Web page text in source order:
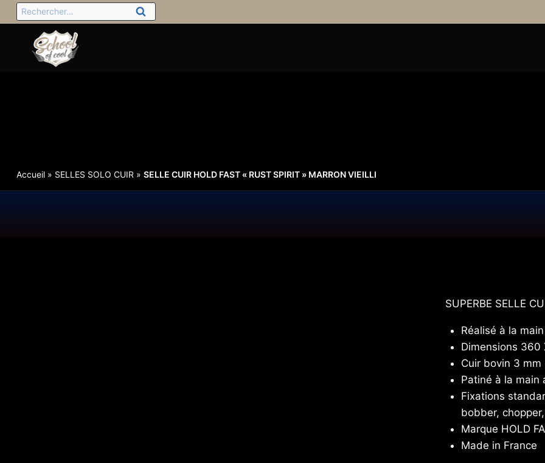
Accueil » SELLES SOLO CUIR » SELLE CUIR HOLD FAST « RUST SPIRIT » MARRON VIEILLI
SUPERBE SELLE
Réalisé à la
Dimensions 360
Cuir bovin 3 mm
Patiné à la main
Fixations
bobber,
Marque HOLD
Made in France